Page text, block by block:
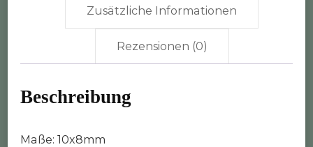
Zusätzliche Informationen
Rezensionen (0)
Beschreibung
Maße: 10x8mm